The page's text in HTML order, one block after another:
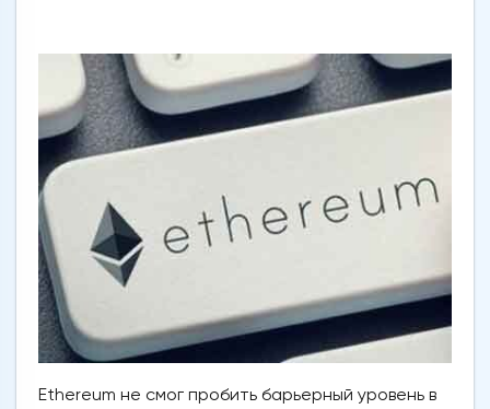
Ethereum не смог пробить барьерный уровень в